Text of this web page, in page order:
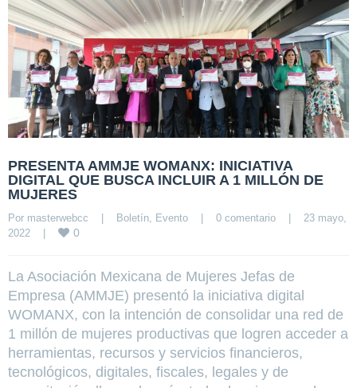
PRESENTA AMMJE WOMANX: INICIATIVA
DIGITAL QUE BUSCA INCLUIR A 1 MILLÓN DE
MUJERES
Por masterwebcc Boletín, Evento 0 comentario
23 mayo,
2022
0
La Asociación Mexicana de Mujeres Jefas de
Empresa (AMMJE) presentó la iniciativa digital
WOMANX, con la intención de consolidar una red de
1 millón de mujeres productivas que logren acceder a
herramientas, recursos y servicios financieros,
tecnológicos, digitales, fiscales, legales y de